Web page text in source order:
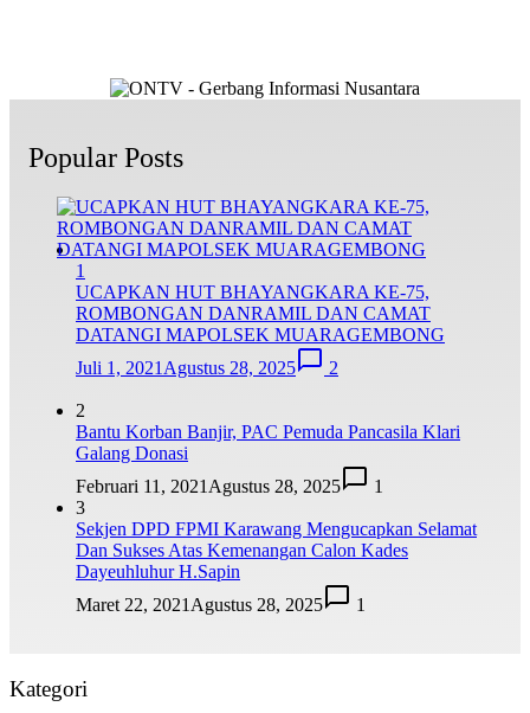
Popular Posts
1
UCAPKAN HUT BHAYANGKARA KE-75,
ROMBONGAN DANRAMIL DAN CAMAT
DATANGI MAPOLSEK MUARAGEMBONG
Juli 1, 2021Agustus 28, 2025 2
2
Bantu Korban Banjir, PAC Pemuda Pancasila Klari
Galang Donasi
Februari 11, 2021Agustus 28, 2025
1
3
Sekjen DPD FPMI Karawang Mengucapkan Selamat
Dan Sukses Atas Kemenangan Calon Kades
Dayeuhluhur H.Sapin
Maret 22, 2021Agustus 28, 2025 1
Kategori